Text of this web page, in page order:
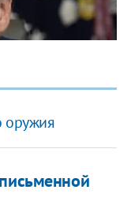
оружия